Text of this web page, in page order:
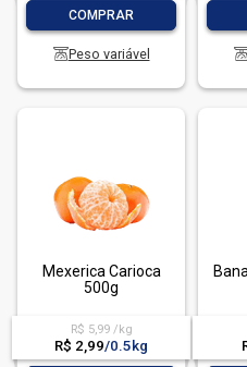
COMPRAR
Peso variável
Mexerica Carioca
500g
R$ 5,99 /kg
R$ 2,99/0.5kg